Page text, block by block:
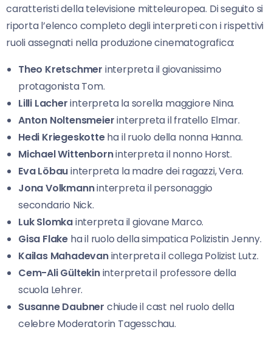
caratteristi della televisione mitteleuropea. Di seguito si
riporta l’elenco completo degli interpreti con i rispettivi
ruoli assegnati nella produzione cinematografica:
Theo Kretschmer interpreta il giovanissimo
protagonista Tom.
Lilli Lacherinterpreta la sorella maggiore Nina.
Anton Noltensmeierinterpreta il fratello Elmar.
Hedi Kriegeskotteha il ruolo della nonna Hanna.
Michael Wittenborninterpreta il nonno Horst.
Eva Löbauinterpreta la madre dei ragazzi, Vera.
Jona Volkmanninterpreta il personaggio
secondario Nick.
Luk Slomkainterpreta il giovane Marco.
Gisa Flake ha il ruolo della simpatica Polizistin Jenny.
Kailas Mahadevaninterpreta il collega Polizist Lutz.
Cem-Ali Gültekininterpreta il professore della
scuola Lehrer.
Susanne Daubner chiude il cast nel ruolo della
celebre Moderatorin Tagesschau.